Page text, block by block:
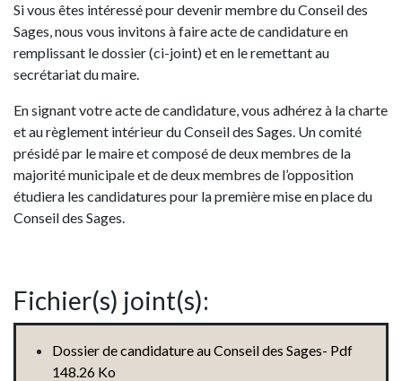
Si vous êtes intéressé pour devenir membre du Conseil des
Sages, nous vous invitons à faire acte de candidature en
remplissant le dossier (ci-joint) et en le remettant au
secrétariat du maire.
En signant votre acte de candidature, vous adhérez à la charte
et au règlement intérieur du Conseil des Sages. Un comité
présidé par le maire et composé de deux membres de la
majorité municipale et de deux membres de l’opposition
étudiera les candidatures pour la première mise en place du
Conseil des Sages.
Fichier(s) joint(s):
Dossier de candidature au Conseil des Sages- Pdf
148.26 Ko